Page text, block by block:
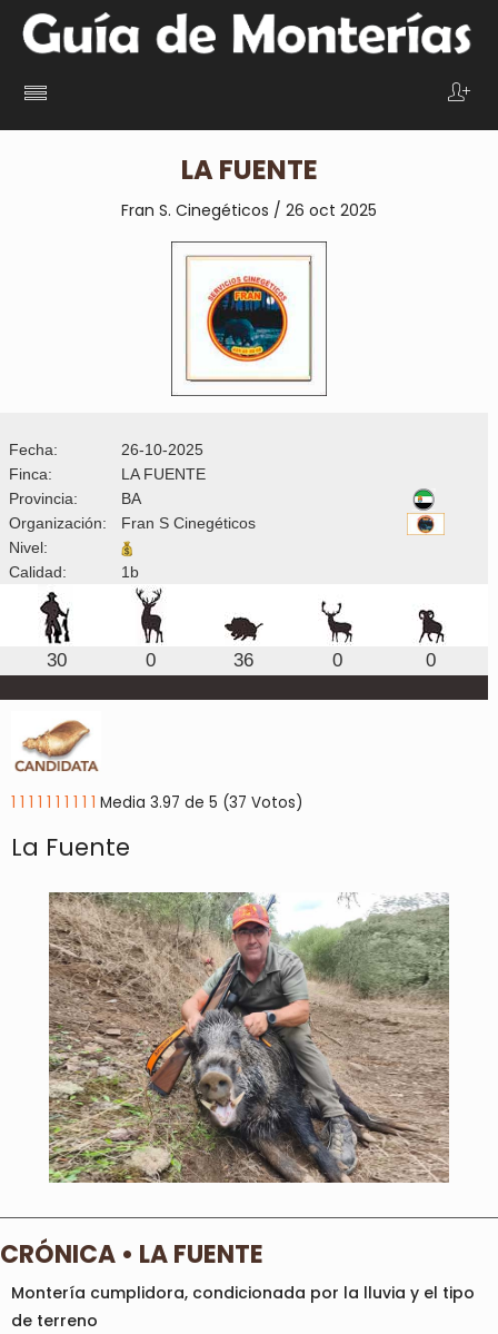
LA FUENTE
Fran S. Cinegéticos / 26 oct 2025
Fecha:
26-10-2025
Finca:
LA FUENTE
Provincia:
BA
Organización:
Fran S Cinegéticos
Nivel:
Calidad:
1b
30 0 36 0 0
1 1 1 1 1 1 1 1 1 1 Media 3.97 de 5 (37 Votos)
La Fuente
CRÓNICA • LA FUENTE
Montería cumplidora, condicionada por la lluvia y el tipo
de terreno